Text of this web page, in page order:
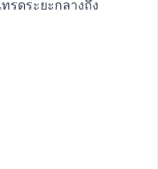
รดระยะกลางถึง